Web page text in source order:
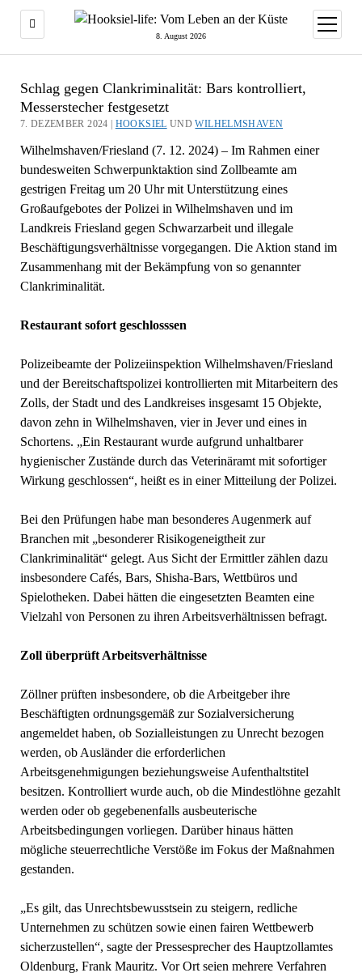
8. August 2026
Menü
öffnen
Schlag gegen Clankriminalität: Bars kontrolliert,
Messerstecher festgesetzt
7. DEZEMBER 2024 | HOOKSIEL UNDWILHELMSHAVEN
Wilhelmshaven/Friesland (7. 12. 2024) – Im Rahmen einer
bundesweiten Schwerpunktaktion sind Zollbeamte am
gestrigen Freitag um 20 Uhr mit Unterstützung eines
Großaufgebotes der Polizei in Wilhelmshaven und im
Landkreis Friesland gegen Schwarzarbeit und illegale
Beschäftigungsverhältnisse vorgegangen. Die Aktion stand im
Zusammenhang mit der Bekämpfung von so genannter
Clankriminalität.
Restaurant sofort geschlosssen
Polizeibeamte der Polizeiinspektion Wilhelmshaven/Friesland
und der Bereitschaftspolizei kontrollierten mit Mitarbeitern des
Zolls, der Stadt und des Landkreises insgesamt 15 Objekte,
davon zehn in Wilhelmshaven, vier in Jever und eines in
Schortens. „Ein Restaurant wurde aufgrund unhaltbarer
hygienischer Zustände durch das Veterinäramt mit sofortiger
Wirkung geschlossen“, heißt es in einer Mitteilung der Polizei.
Bei den Prüfungen habe man besonderes Augenmerk auf
Branchen mit „besonderer Risikogeneigtheit zur
Clankriminalität“ gelegt. Aus Sicht der Ermittler zählen dazu
insbesondere Cafés, Bars, Shisha-Bars, Wettbüros und
Spielotheken. Dabei hätten die eingesetzten Beamten eine
Vielzahl von Personen zu ihren Arbeitsverhältnissen befragt.
Zoll überprüft Arbeitsverhältnisse
Zöllner prüften insbesondere, ob die Arbeitgeber ihre
Beschäftigten ordnungsgemäß zur Sozialversicherung
angemeldet haben, ob Sozialleistungen zu Unrecht bezogen
werden, ob Ausländer die erforderlichen
Arbeitsgenehmigungen beziehungsweise Aufenthaltstitel
besitzen. Kontrolliert wurde auch, ob die Mindestlöhne gezahlt
werden oder ob gegebenenfalls ausbeuterische
Arbeitsbedingungen vorliegen. Darüber hinaus hätten
mögliche steuerrechtliche Verstöße im Fokus der Maßnahmen
gestanden.
„Es gilt, das Unrechtsbewusstsein zu steigern, redliche
Unternehmen zu schützen sowie einen fairen Wettbewerb
sicherzustellen“, sagte der Pressesprecher des Hauptzollamtes
Oldenburg, Frank Mauritz. Vor Ort seien mehrere Verfahren